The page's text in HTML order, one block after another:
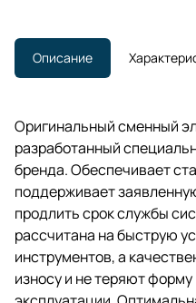
Описание
Оригинальный сменный
разработанный
бренда. Обеспечивает
поддерживает
продлить срок службы
рассчитана на быструю
инструментов, а
износу и не теряют форму